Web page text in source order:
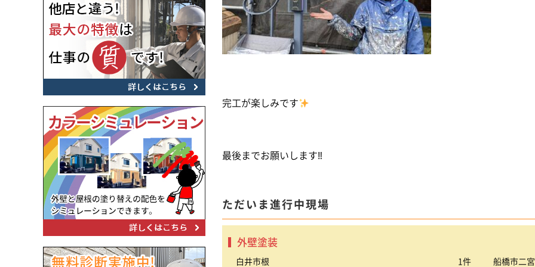
完工が楽しみです
最後までお願いします‼
ただいま進行中現場
外壁塗装
白井市根 1件 船橋市二宮